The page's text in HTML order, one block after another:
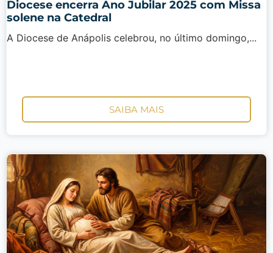
Diocese encerra Ano Jubilar 2025 com Missa
solene na Catedral
A Diocese de Anápolis celebrou, no último domingo,...
SAIBA MAIS